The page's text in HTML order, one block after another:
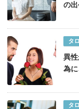
の
タ
異
為
タ